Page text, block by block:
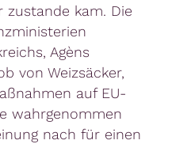
kam. Die
Agèns
von Weizsäcker,
auf EU-
wahrgenommen
nach für einen